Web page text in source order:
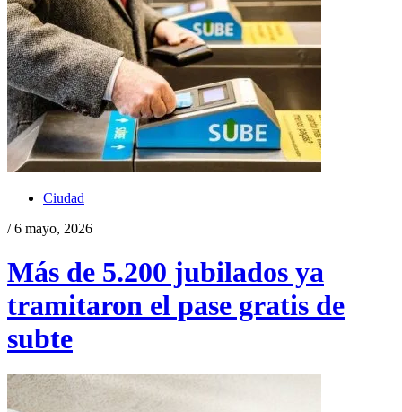
Ciudad
/ 6 mayo, 2026
Más de 5.200 jubilados ya
tramitaron el pase gratis de
subte